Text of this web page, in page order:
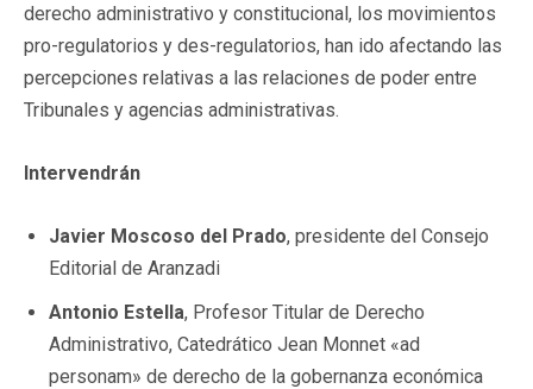
derecho administrativo y constitucional, los movimientos
pro-regulatorios y des-regulatorios, han ido afectando las
percepciones relativas a las relaciones de poder entre
Tribunales y agencias administrativas.
Intervendrán
Javier Moscoso del Prado, presidente del Consejo
Editorial de Aranzadi
Antonio Estella, Profesor Titular de Derecho
Administrativo, Catedrático Jean Monnet «ad
personam» de derecho de la gobernanza económica